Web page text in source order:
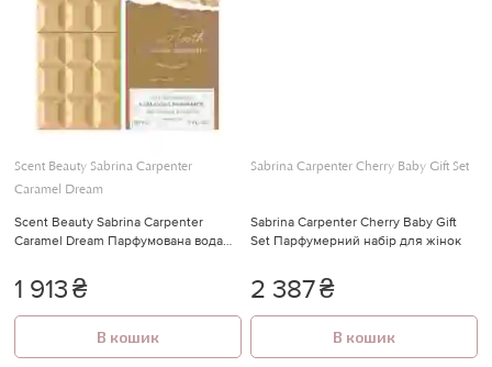
Scent Beauty Sabrina Carpenter
Caramel Dream
Scent Beauty Sabrina Carpenter
Caramel Dream Парфумована вода
1 913₴
В кошик
Sabrina Carpenter Cherry Baby Gift Set
Sabrina Carpenter Cherry Baby Gift
Set Парфумерний набір для жінок
2 387₴
В кошик